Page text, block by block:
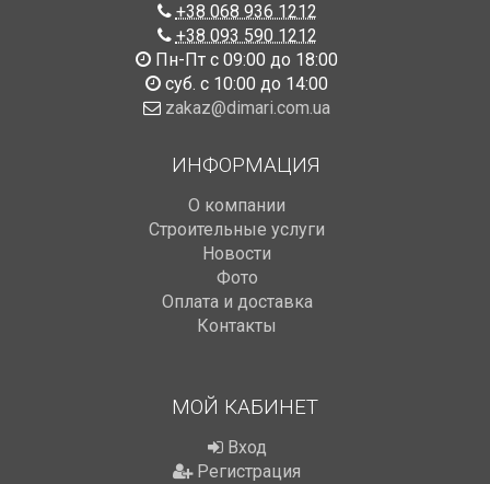
+38 068 936 1212
+38 093 590 1212
Пн-Пт с 09:00 до 18:00
суб. с 10:00 до 14:00
zakaz@dimari.com.ua
ИНФОРМАЦИЯ
О компании
Строительные услуги
Новости
Фото
Оплата и доставка
Контакты
МОЙ КАБИНЕТ
Вход
Регистрация